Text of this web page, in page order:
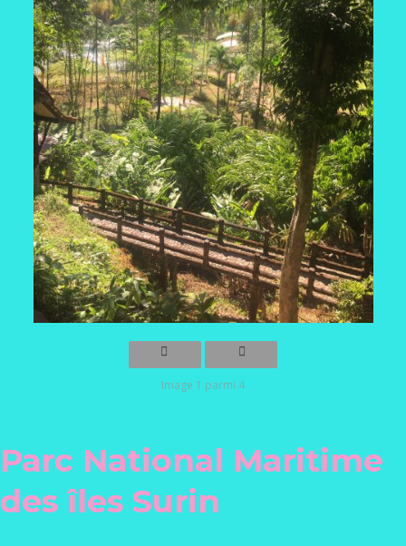
Image 1 parmi 4
Parc National Maritime
des îles Surin